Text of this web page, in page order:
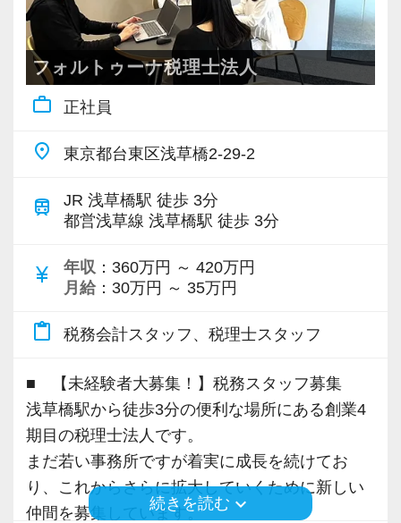
若くて勤勉な先輩が多いので、「私も頑張ろ
う」という気持ちに自然になれます。
「未経験だし」「入社したばかりだし」となか
なか手を挙げられなくても、上長がフォローし
心して飛び込んできてください！
ができ、着実に業務の幅を広げていけます。
また、法人税だけでなく相続税など幅広い税目
にチャレンジできる機会があり、さまざまな経
験を積みながら会計人として成長できる環境で
す。
＜働く環境＞
各種手当や退職金制度など福利厚生も整えてお
り、安心して長く働ける環境づくりに力を入れ
勤続年数の長いスタッフが多く、落ち着いた雰
囲気の中で仕事に取り組めることも魅力の一つ
です。
困ったことがあれば相談しやすい環境が整って
いるため、未経験の方も安心してスタートでき
ます。
＜こんな方を歓迎します＞
日商簿記3級をお持ちであれば、実務未経験の方
も歓迎します。
フォルトゥーナ税理士法人
work_outline 正社員
place 東京都台東区浅草橋2-29-2
train
JR 浅草橋駅 徒歩 3分
都営浅草線 浅草橋駅 徒歩 3分
currency_yen 年収 ：360万円 ～ 420万円
月給 ：30万円 ～ 35万円
content_paste 税務会計スタッフ、税理士スタッフ
■ 【未経験者大募集！】税務スタッフ募集
浅草橋駅から徒歩3分の便利な場所にある創業4
期目の税理士法人です。
まだ若い事務所ですが着実に成長を続けてお
り、これからさらに拡大していくために新しい
仲間を募集しています。
続きを読む keyboard_arrow_down